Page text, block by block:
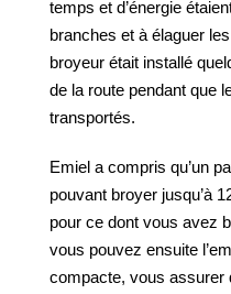
temps et d’énergie
branches et à élaguer
broyeur était installé
de la route pendant que
transportés.
Emiel a compris qu’un
pouvant broyer jusqu’à
pour ce dont vous avez
vous pouvez ensuite
compacte, vous assurer